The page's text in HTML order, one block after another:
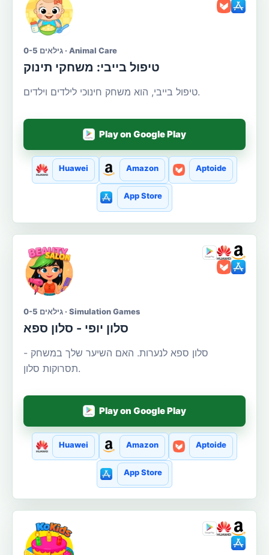
גילאים 0-5 · Animal Care
טיפול בייבי: משחקי תינוק
טיפול בייבי, הוא משחק חינוכי לילדים וילדים.
Play on Google Play
Huawei Amazon Aptoide
App Store
גילאים 0-5 · Simulation Games
סלון יופי - סלון ספא
סלון ספא לנערות. האם השיער שלך במשחק -
תסרוקות סלון.
Play on Google Play
Huawei Amazon Aptoide
App Store